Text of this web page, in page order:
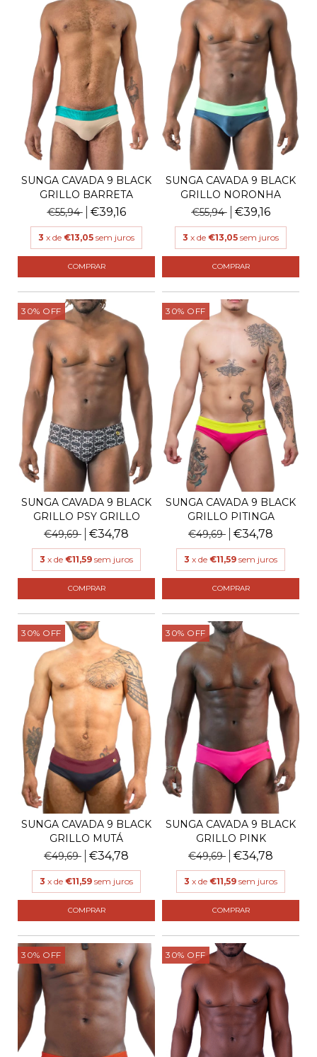
SUNGA CAVADA 9 BLACK
GRILLO BARRETA
€55,94
€39,16
3 x de €13,05 sem juros
COMPRAR
SUNGA CAVADA 9 BLACK
GRILLO NORONHA
€55,94
€39,16
3 x de €13,05 sem juros
COMPRAR
30% OFF
SUNGA CAVADA 9 BLACK
GRILLO PSY GRILLO
€49,69
€34,78
3 x de €11,59 sem juros
COMPRAR
30% OFF
SUNGA CAVADA 9 BLACK
GRILLO PITINGA
€49,69
€34,78
3 x de €11,59 sem juros
COMPRAR
30% OFF
SUNGA CAVADA 9 BLACK
GRILLO MUTÁ
€49,69
€34,78
3 x de €11,59 sem juros
COMPRAR
30% OFF
SUNGA CAVADA 9 BLACK
GRILLO PINK
€49,69
€34,78
3 x de €11,59 sem juros
COMPRAR
30% OFF 30% OFF